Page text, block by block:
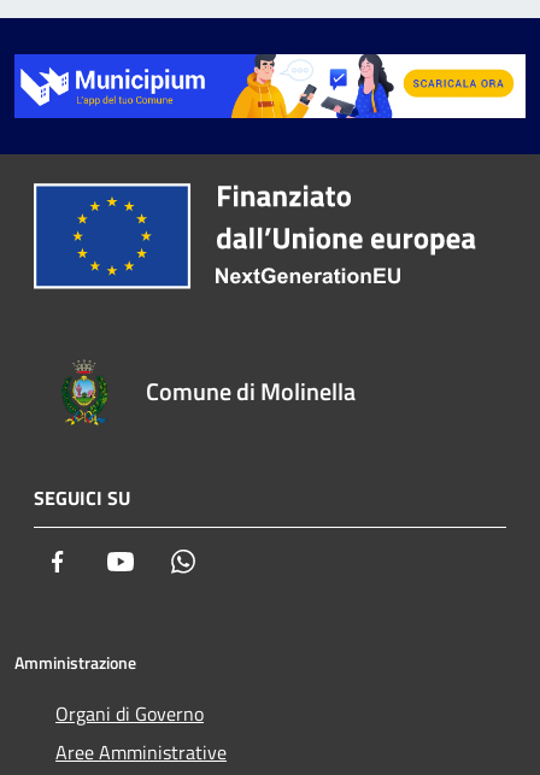
Comune di Molinella
SEGUICI SU
Facebook Youtube
Amministrazione
Organi di Governo
Aree Amministrative